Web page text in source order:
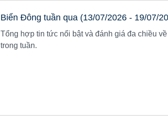
Biển Đông tuần qua (13/07/2026 - 19/07/
Tổng hợp tin tức nổi bật và đánh giá đa chiều
trong tuần.